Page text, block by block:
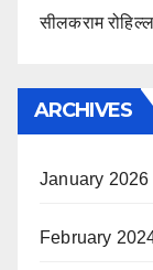
सीलकराम
ARCHIVES
January 2026
February